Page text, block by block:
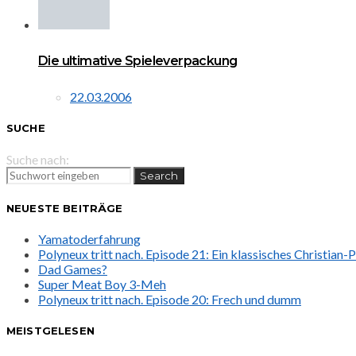
Die ultimative Spieleverpackung
22.03.2006
SUCHE
Suche nach:
Search
NEUESTE BEITRÄGE
Yamatoderfahrung
Polyneux tritt nach. Episode 21: Ein klassisches Christian-
Dad Games?
Super Meat Boy 3-Meh
Polyneux tritt nach. Episode 20: Frech und dumm
MEISTGELESEN